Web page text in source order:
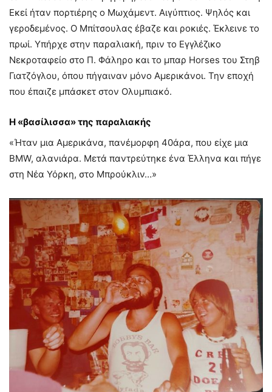
Εκεί ήταν πορτιέρης ο Μωχάμεντ. Αιγύπτιος. Ψηλός και
γεροδεμένος. Ο Μπίτσουλας έβαζε και ροκιές. Έκλεινε το
πρωί. Υπήρχε στην παραλιακή, πριν το Εγγλέζικο
Νεκροταφείο στο Π. Φάληρο και το μπαρ Horses του Στηβ
Γιατζόγλου, όπου πήγαιναν μόνο Αμερικάνοι. Την εποχή
που έπαιζε μπάσκετ στον Ολυμπιακό.
Η «βασίλισσα» της παραλιακής
«Ήταν μια Αμερικάνα, πανέμορφη 40άρα, που είχε μια
BMW, αλανιάρα. Μετά παντρεύτηκε ένα Έλληνα και πήγε
στη Νέα Υόρκη, στο Μπρούκλιν…»